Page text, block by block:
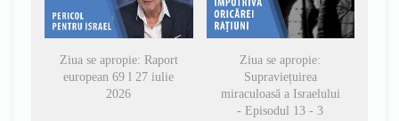
Ziua se apropie: Raport
european 69 l 27 iulie
2026
Ziua se apropie:
Supraviețuirea
miraculoasă a Israelului
- Episodul 13 - 3